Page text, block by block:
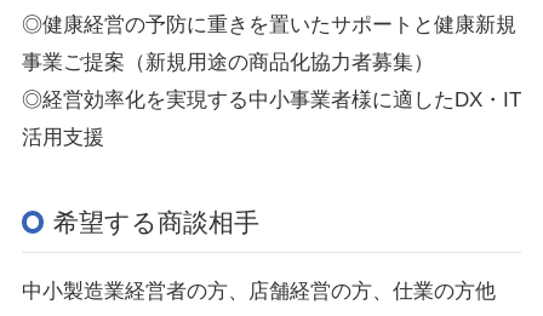
◎健康経営の予防に重きを置いたサポートと健康新規
事業ご提案（新規用途の商品化協力者募集）
◎経営効率化を実現する中小事業者様に適したDX・IT
活用支援
希望する商談相手
中小製造業経営者の方、店舗経営の方、仕業の方他